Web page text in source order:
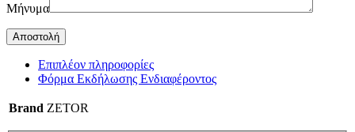
Μήνυμα
Επιπλέον πληροφορίες
Φόρμα Εκδήλωσης Ενδιαφέροντος
Brand ZETOR